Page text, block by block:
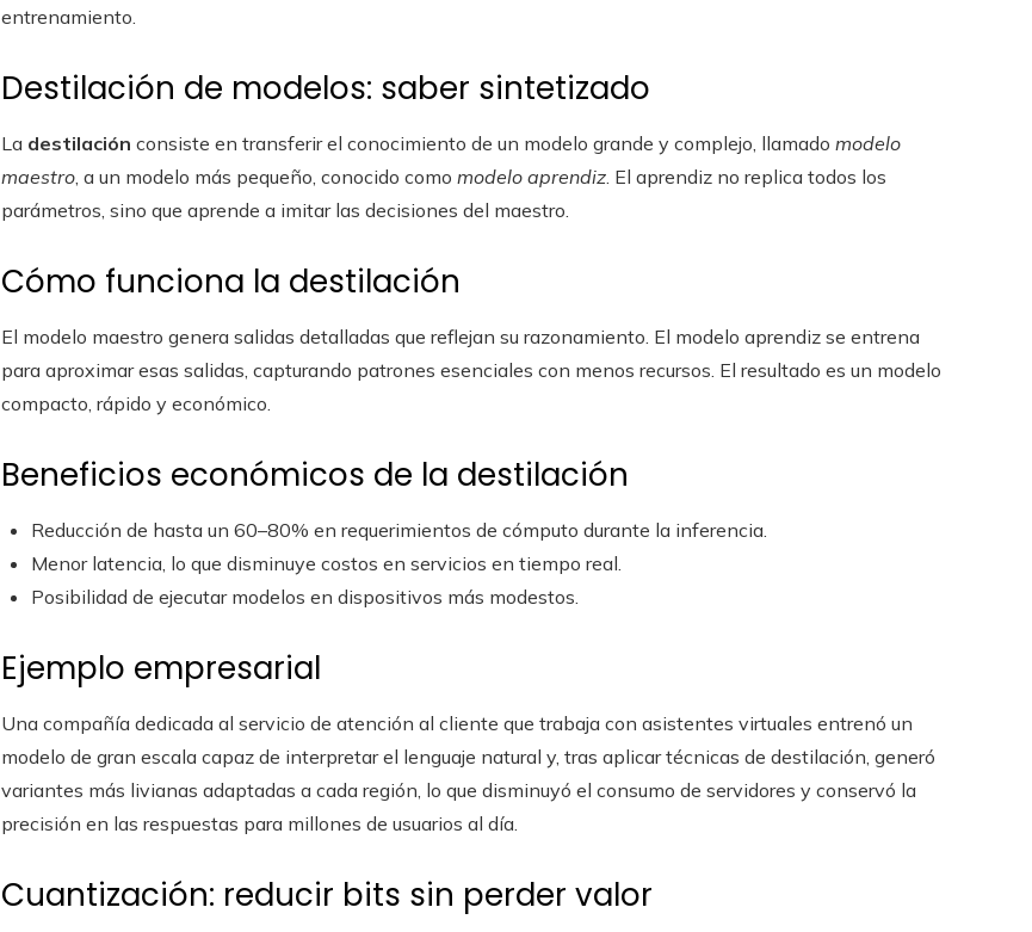
entrenamiento.
Destilación de modelos: saber sintetizado
La destilación consiste en transferir el conocimiento de un modelo grande y complejo, llamado modelo
maestro, a un modelo más pequeño, conocido como modelo aprendiz. El aprendiz no replica todos los
parámetros, sino que aprende a imitar las decisiones del maestro.
Cómo funciona la destilación
El modelo maestro genera salidas detalladas que reflejan su razonamiento. El modelo aprendiz se entrena
para aproximar esas salidas, capturando patrones esenciales con menos recursos. El resultado es un modelo
compacto, rápido y económico.
Beneficios económicos de la destilación
Reducción de hasta un 60–80% en requerimientos de cómputo durante la inferencia.
Menor latencia, lo que disminuye costos en servicios en tiempo real.
Posibilidad de ejecutar modelos en dispositivos más modestos.
Ejemplo empresarial
Una compañía dedicada al servicio de atención al cliente que trabaja con asistentes virtuales entrenó un
modelo de gran escala capaz de interpretar el lenguaje natural y, tras aplicar técnicas de destilación, generó
variantes más livianas adaptadas a cada región, lo que disminuyó el consumo de servidores y conservó la
precisión en las respuestas para millones de usuarios al día.
Cuantización: reducir bits sin perder valor